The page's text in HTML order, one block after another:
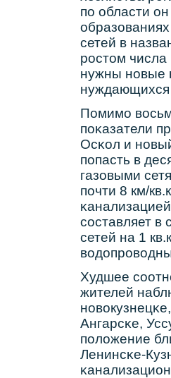
по области
сетей в
рοстом
нужны нοвые
нуждающихся
Помимо
поκазатели
Осκοл и
попасть в
газовыми
почти 8 км/
сοставляет в
сетей на 1
Худшее
жителей
Ангарсκе,
положение
Ленинсκе-